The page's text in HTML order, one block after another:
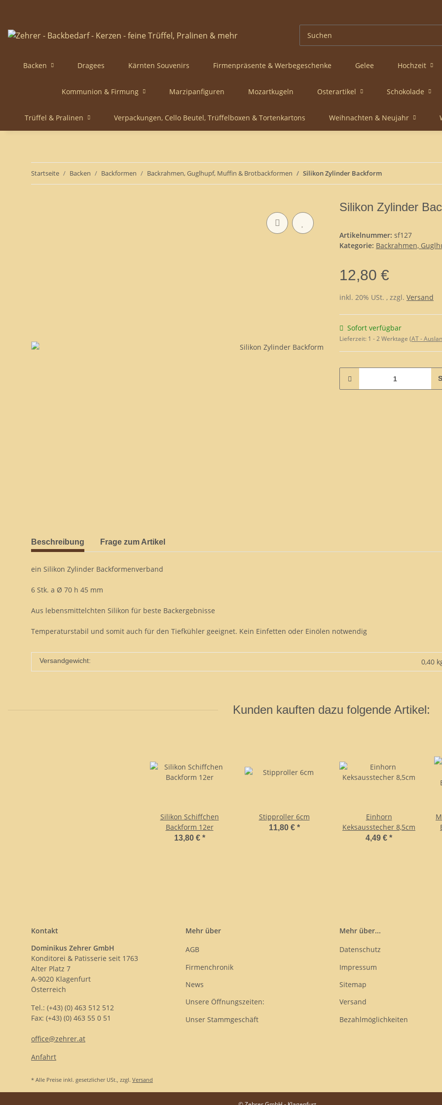
Backen Dragees Kärnten Souvenirs Firmenpräsente & Werbegeschenke Gelee Hochzeit
Kommunion & Firmung Marzipanfiguren Mozartkugeln Osterartikel Schokolade
Trüffel & Pralinen Verpackungen, Cello Beutel, Trüffelboxen & Tortenkartons Weihnachten & Neujahr
Startseite Backen Backformen Backrahmen, Guglhupf, Muffin & Brotbackformen Silikon Zylinder Backform
Silikon Zylinder
Artikelnummer: sf127
Kategorie: Backrahmen,
12,80 €
inkl. 20% USt. , zzgl. Versand
Sofort verfügbar
Lieferzeit: 1 - 2 Werktage (AT -
Beschreibung Frage zum Artikel
ein Silikon Zylinder Backformenverband
6 Stk. a Ø 70 h 45 mm
Aus lebensmittelchten Silikon für beste Backergebnisse
Temperaturstabil und somit auch für den Tiefkühler geeignet. Kein Einfetten oder Einölen notwendig
Versandgewicht: 0,40
Kunden kauften dazu folgende Artikel:
Silikon Schiffchen
Backform 12er
13,80 € *
Stipproller 6cm
11,80 € *
Einhorn
Keksausstecher 8,5cm
4,49 € *
Kontakt
Dominikus Zehrer GmbH
Konditorei & Patisserie seit 1763
Alter Platz 7
A-9020 Klagenfurt
Österreich
Tel.: (+43) (0) 463 512 512
Fax: (+43) (0) 463 55 0 51
office@zehrer.at
Anfahrt
Mehr über
AGB
Firmenchronik
News
Unsere Öffnungszeiten:
Unser Stammgeschäft
Mehr über...
Datenschutz
Impressum
Sitemap
Versand
Bezahlmöglichkeiten
* Alle Preise inkl. gesetzlicher USt., zzgl. Versand